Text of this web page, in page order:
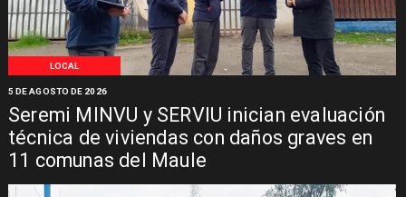
LOCAL
Seremi MINVU y SERVIU inician evaluación
técnica de viviendas con daños graves en
11 comunas del Maule
5 DE AGOSTO DE 2026